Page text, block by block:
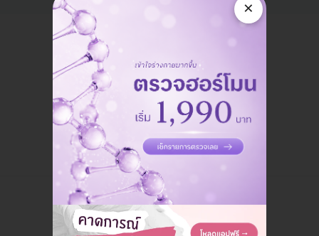
แอดมินพร้อมดูแลคุณทุกวันทางไลน์
คุยกับแอดมิน ฟรี!
×